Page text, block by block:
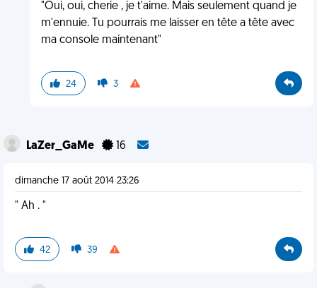
"Oui, oui, cherie , je t'aime. Mais seulement quand je
m'ennuie. Tu pourrais me laisser en tête a tête avec
ma console maintenant"
24 3
LaZer_GaMe 16
dimanche 17 août 2014 23:26
" Ah . "
42 39